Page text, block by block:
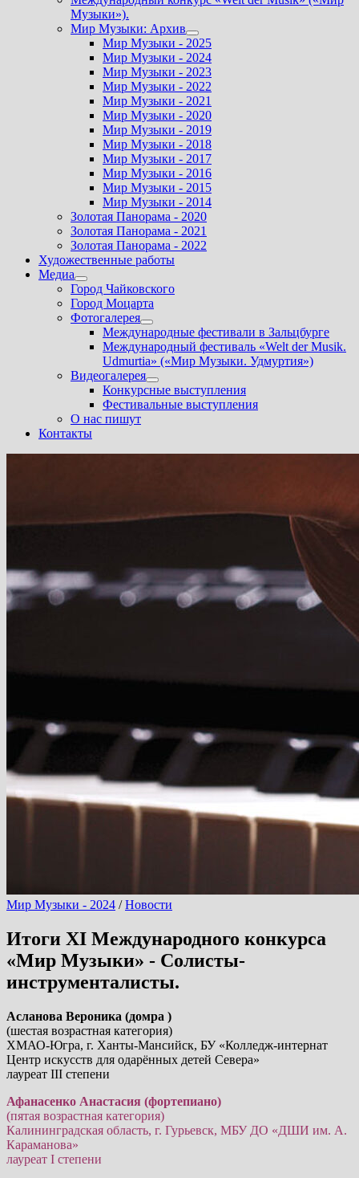
подменю
Музыки»).
Мир Музыки: Архив
Показать
подменю
Мир Музыки - 2025
Мир Музыки - 2024
Мир Музыки - 2023
Мир Музыки - 2022
Мир Музыки - 2021
Мир Музыки - 2020
Мир Музыки - 2019
Мир Музыки - 2018
Мир Музыки - 2017
Мир Музыки - 2016
Мир Музыки - 2015
Мир Музыки - 2014
Золотая Панорама - 2020
Золотая Панорама - 2021
Золотая Панорама - 2022
Художественные работы
Медиа
Показать
подменю
Город Чайковского
Город Моцарта
Фотогалерея
Показать
подменю
Международные фестивали в Зальцбурге
Международный фестиваль «Welt der Musik.
Udmurtia» («Мир Музыки. Удмуртия»)
Видеогалерея
Показать
подменю
Конкурсные выступления
Фестивальные выступления
О нас пишут
Контакты
Мир Музыки - 2024 /Новости
Итоги XI Международного конкурса
«Мир Музыки» - Солисты-
инструменталисты.
Асланова Вероника (домра )
(шестая возрастная категория)
ХМАО-Югра, г. Ханты-Мансийск, БУ «Колледж-интернат
Центр искусств для одарённых детей Севера»
лауреат III степени
Афанасенко Анастасия (фортепиано)
(пятая возрастная категория)
Калининградская область, г. Гурьевск, МБУ ДО «ДШИ им. А.
Караманова»
лауреат I степени